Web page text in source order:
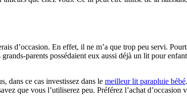
d’occasion. En effet, il ne m’a que trop peu servi.
parents possédaient eux aussi déjà un lit pour
dans ce cas investissez dans le meilleur lit parapluie bébé
que vous l’utiliserez peu. Préférez l’achat